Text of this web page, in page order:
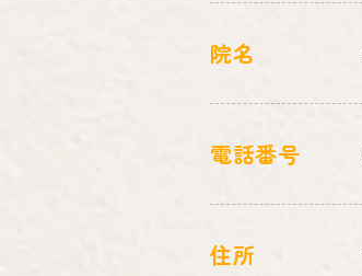
院名
電話番号
住所